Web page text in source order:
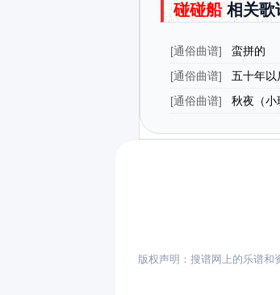
碰碰船相关歌
[通俗曲谱] 蛮拼的
[通俗曲谱] 五十年以
[通俗曲谱] 秋夜（小
版权声明：搜谱网上的乐谱